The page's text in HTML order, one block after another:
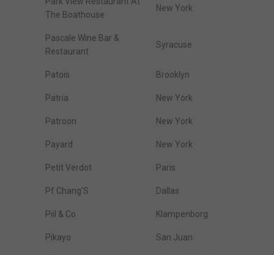
The Boathouse
New York
Pascale Wine Bar &
Restaurant
Syracuse
Patois Brooklyn
Patria New York
Patroon New York
Payard New York
Petit Verdot Paris
Pf Chang'S Dallas
Piil & Co Klampenborg
Pikayo San Juan